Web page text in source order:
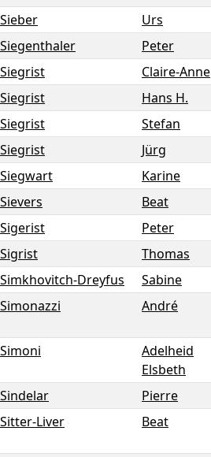
Sieber
Urs
Siegenthaler
Peter
Siegrist
Claire-Anne
Siegrist
Hans H.
Siegrist
Stefan
Siegrist
Jürg
Siegwart
Karine
Sievers
Beat
Sigerist
Peter
Sigrist
Thomas
Simkhovitch-Dreyfus
Sabine
Simonazzi
André
Simoni
Adelheid
Elsbeth
Sindelar Pierre
Sitter-Liver
Beat